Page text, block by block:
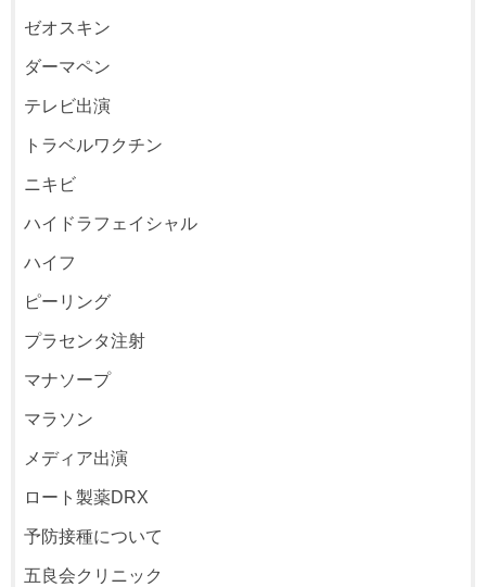
ゼオスキン
ダーマペン
テレビ出演
トラベルワクチン
ニキビ
ハイドラフェイシャル
ハイフ
ピーリング
プラセンタ注射
マナソープ
マラソン
メディア出演
ロート製薬DRX
予防接種について
五良会クリニック